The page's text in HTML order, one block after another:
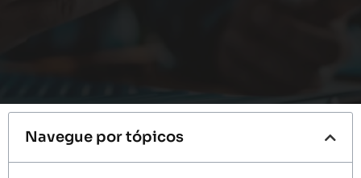
Navegue por tópicos